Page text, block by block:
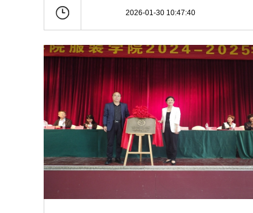
2026-01-30 10:47:40